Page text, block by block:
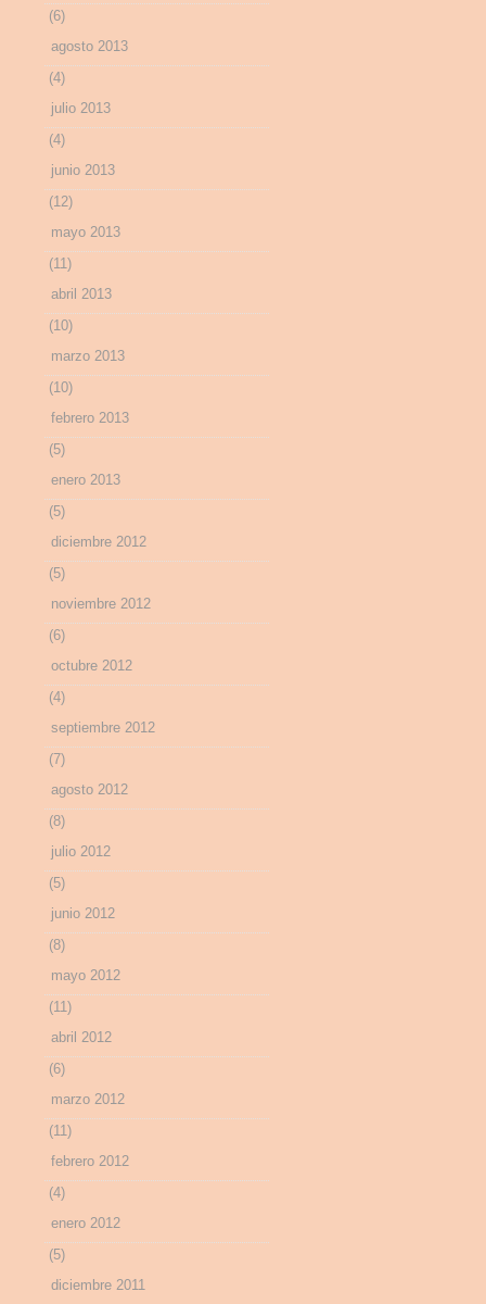
(6)
agosto 2013
(4)
julio 2013
(4)
junio 2013
(12)
mayo 2013
(11)
abril 2013
(10)
marzo 2013
(10)
febrero 2013
(5)
enero 2013
(5)
diciembre 2012
(5)
noviembre 2012
(6)
octubre 2012
(4)
septiembre 2012
(7)
agosto 2012
(8)
julio 2012
(5)
junio 2012
(8)
mayo 2012
(11)
abril 2012
(6)
marzo 2012
(11)
febrero 2012
(4)
enero 2012
(5)
diciembre 2011